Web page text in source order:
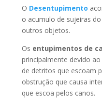
O Desentupimento
o acumulo de sujeiras
outros objetos.
Os entupimentos de
principalmente devido
de detritos que escoam
obstrução que causa
que escoa pelos canos.